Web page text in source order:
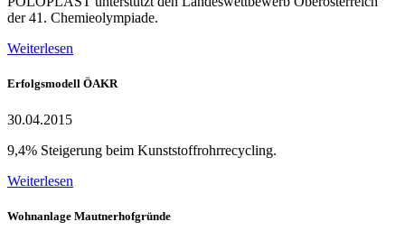
der 41. Chemieolympiade.
Weiterlesen
Erfolgsmodell ÖAKR
30.04.2015
9,4% Steigerung beim Kunststoffrohrrecycling.
Weiterlesen
Wohnanlage Mautnerhofgründe